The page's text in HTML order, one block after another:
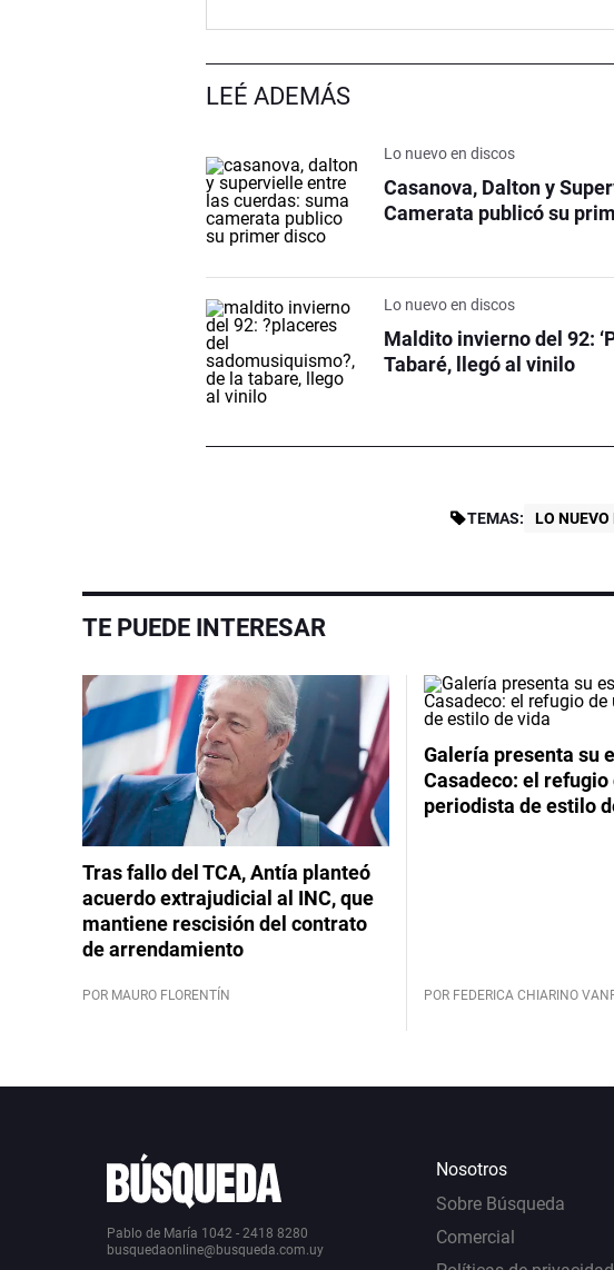
LEÉ ADEMÁS
Lo nuevo en discos
Casanova, Dalton y
Camerata publicó su
Lo nuevo en discos
Maldito invierno del 92:
Tabaré, llegó al vinilo
TEMAS: LO NUEVO
TE PUEDE INTERESAR
Tras fallo del TCA, Antía planteó
acuerdo extrajudicial al INC, que
mantiene rescisión del contrato
de arrendamiento
POR MAURO FLORENTÍN
Galería presenta su
Casadeco: el refugio
periodista de estilo
POR FEDERICA CHIARINO
Pablo de María 1042 - 2418 8280
busquedaonline@busqueda.com.uy
Nosotros
Sobre Búsqueda
Comercial